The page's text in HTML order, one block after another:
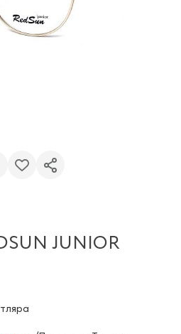
JUNIOR